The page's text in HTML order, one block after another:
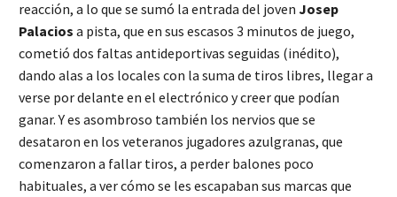
reacción, a lo que se sumó la entrada del joven Josep
Palacios a pista, que en sus escasos 3 minutos de juego,
cometió dos faltas antideportivas seguidas (inédito),
dando alas a los locales con la suma de tiros libres, llegar a
verse por delante en el electrónico y creer que podían
ganar. Y es asombroso también los nervios que se
desataron en los veteranos jugadores azulgranas, que
comenzaron a fallar tiros, a perder balones poco
habituales, a ver cómo se les escapaban sus marcas que